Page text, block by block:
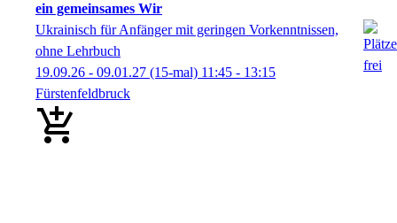
ein gemeinsames Wir
Ukrainisch für Anfänger mit geringen Vorkenntnissen,
ohne Lehrbuch
19.09.26 - 09.01.27 (15-mal) 11:45 - 13:15
Fürstenfeldbruck